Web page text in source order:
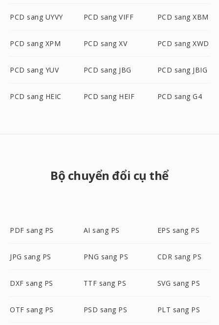
PCD sang UYVY PCD sang VIFF PCD sang XBM
PCD sang XPM PCD sang XV PCD sang XWD
PCD sang YUV PCD sang JBG PCD sang JBIG
PCD sang HEIC PCD sang HEIF PCD sang G4
Bộ chuyển đổi cụ thể
PDF sang PS AI sang PS EPS sang PS
JPG sang PS PNG sang PS CDR sang PS
DXF sang PS TTF sang PS SVG sang PS
OTF sang PS PSD sang PS PLT sang PS